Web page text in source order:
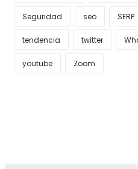
Seguridad seo SERP
tendencia twitter
youtube Zoom